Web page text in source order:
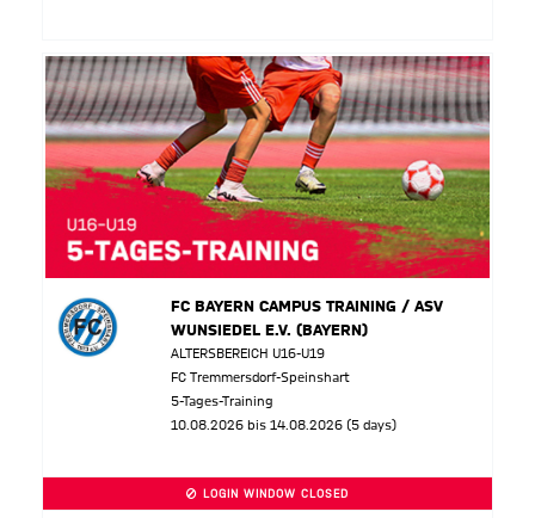
FC BAYERN CAMPUS TRAINING / ASV
WUNSIEDEL E.V. (BAYERN)
ALTERSBEREICH U16-U19
FC Tremmersdorf-Speinshart
5-Tages-Training
10.08.2026 bis 14.08.2026 (5 days)
LOGIN WINDOW CLOSED